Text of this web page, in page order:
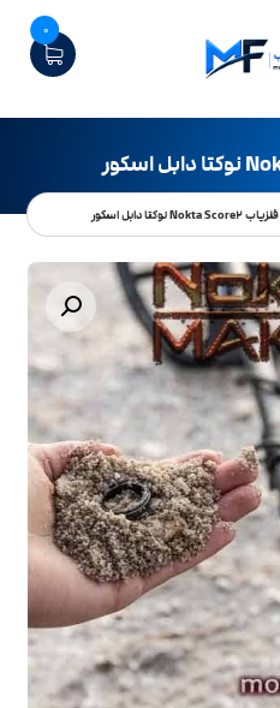
0
فلزیاب Nokta Score۲ نوکتا دابل اسکور
بزرگنمایی تصویر